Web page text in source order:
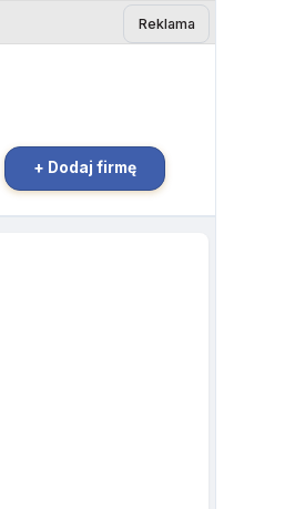
Reklama
+ Dodaj firmę